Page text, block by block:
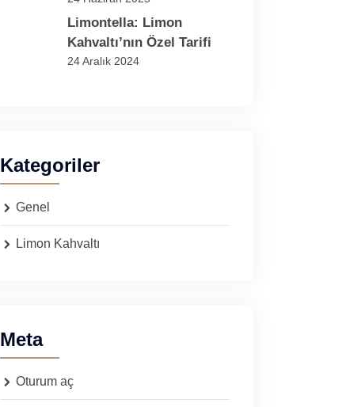
Limontella: Limon
Kahvaltı’nın Özel Tarifi
24 Aralık 2024
Kategoriler
Genel
Limon Kahvaltı
Meta
Oturum aç